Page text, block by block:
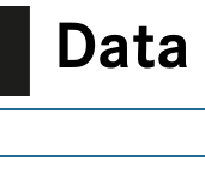
Data